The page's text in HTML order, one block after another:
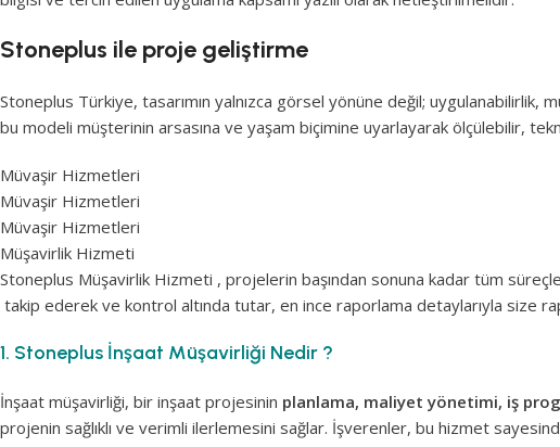
Stoneplus ile proje geliştirme
Stoneplus Türkiye, tasarımın yalnızca görsel yönüne değil;
bu modeli müşterinin arsasına ve yaşam biçimine uyarlayarak ölçülebilir,
Müvaşir Hizmetleri
Müvaşir Hizmetleri
Müvaşir Hizmetleri
Müşavirlik Hizmeti
Stoneplus Müşavirlik Hizmeti , projelerin başından sonuna kadar tüm
takip ederek ve kontrol altında tutar, en ince raporlama detaylarıyla size
1. Stoneplus İnşaat Müşavirliği Nedir ?
İnşaat müşavirliği, bir inşaat projesinin planlama, maliyet yönetimi, iş
projenin sağlıklı ve verimli ilerlemesini sağlar. İşverenler, bu hizmet